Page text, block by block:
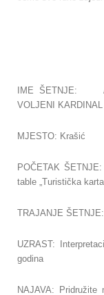
IME ŠETNJE:
VOLJENI KARDINAL
MJESTO: Krašić
POČETAK
table „Turistička
TRAJANJE
UZRAST:
godina
NAJAVA: Pridružite